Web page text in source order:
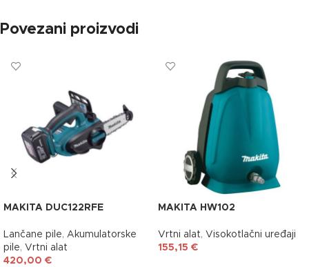
Povezani proizvodi
MAKITA DUC122RFE
Lančane pile, Akumulatorske
pile, Vrtni alat
420,00 €
MAKITA HW102
Vrtni alat, Visokotlačni uređaji
155,15 €